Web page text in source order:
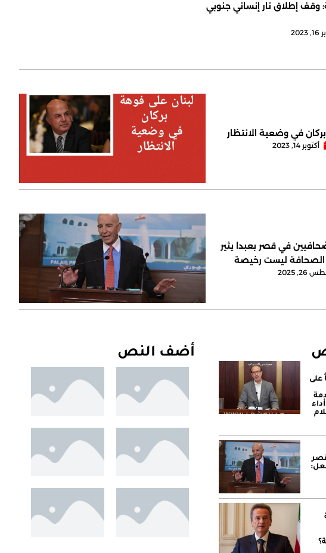
وقف إطلاق نار إنساني جنوبي
في وضعية الانتظار
أكتوبر 14, 2023
في قصر بعبدا يثير
الصحافة ليست رخيصة
2025
على
أضف النص